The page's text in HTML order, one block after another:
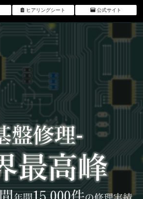
ヒアリングシート 公式サイト